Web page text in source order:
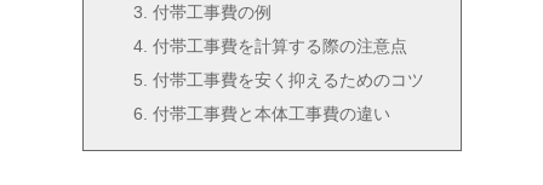
付帯工事費の例
付帯工事費を計算する際の注意点
付帯工事費を安く抑えるためのコツ
付帯工事費と本体工事費の違い